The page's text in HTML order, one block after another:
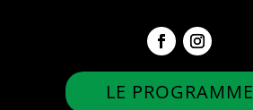
LE PROGRAMME